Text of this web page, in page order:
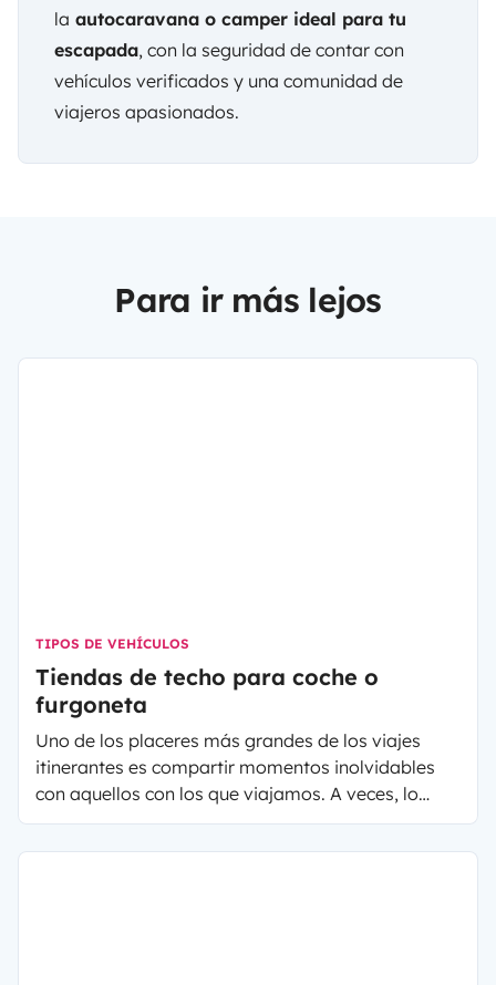
la autocaravana o camper ideal para tu
escapada, con la seguridad de contar con
vehículos verificados y una comunidad de
viajeros apasionados.
Para ir más lejos
TIPOS DE VEHÍCULOS
Tiendas de techo para coche o
furgoneta
Uno de los placeres más grandes de los viajes
itinerantes es compartir momentos inolvidables
con aquellos con los que viajamos. A veces, lo
único que falta para disfrutar de la aventura